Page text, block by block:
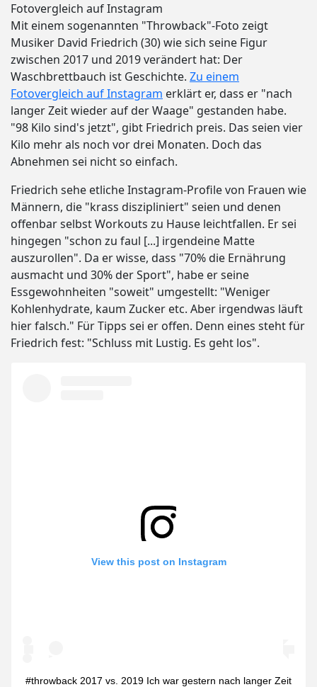
Fotovergleich auf Instagram
Mit einem sogenannten "Throwback"-Foto zeigt
Musiker David Friedrich (30) wie sich seine Figur
zwischen 2017 und 2019 verändert hat: Der
Waschbrettbauch ist Geschichte. Zu einem
Fotovergleich auf Instagram erklärt er, dass er "nach
langer Zeit wieder auf der Waage" gestanden habe.
"98 Kilo sind's jetzt", gibt Friedrich preis. Das seien vier
Kilo mehr als noch vor drei Monaten. Doch das
Abnehmen sei nicht so einfach.
Friedrich sehe etliche Instagram-Profile von Frauen wie
Männern, die "krass diszipliniert" seien und denen
offenbar selbst Workouts zu Hause leichtfallen. Er sei
hingegen "schon zu faul [...] irgendeine Matte
auszurollen". Da er wisse, dass "70% die Ernährung
ausmacht und 30% der Sport", habe er seine
Essgewohnheiten "soweit" umgestellt: "Weniger
Kohlenhydrate, kaum Zucker etc. Aber irgendwas läuft
hier falsch." Für Tipps sei er offen. Denn eines steht für
Friedrich fest: "Schluss mit Lustig. Es geht los".
View this post on Instagram
#throwback 2017 vs. 2019 Ich war gestern nach langer Zeit